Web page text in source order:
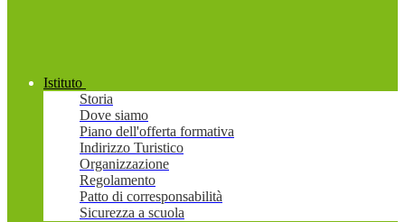
Istituto
Storia
Dove siamo
Piano dell'offerta formativa
Indirizzo Turistico
Organizzazione
Regolamento
Patto di corresponsabilità
Sicurezza a scuola